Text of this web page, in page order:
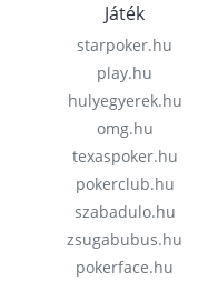
Játék
starpoker.hu
play.hu
hulyegyerek.hu
omg.hu
texaspoker.hu
pokerclub.hu
szabadulo.hu
zsugabubus.hu
pokerface.hu